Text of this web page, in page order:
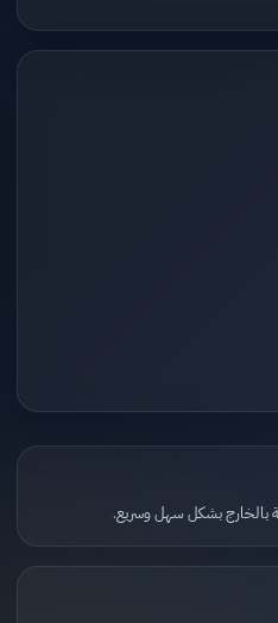
بالخارج بشكل سهل وسريع.